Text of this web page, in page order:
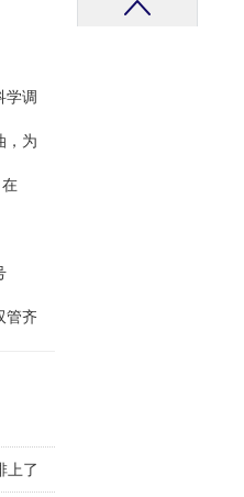
学调
，为
管齐
上了